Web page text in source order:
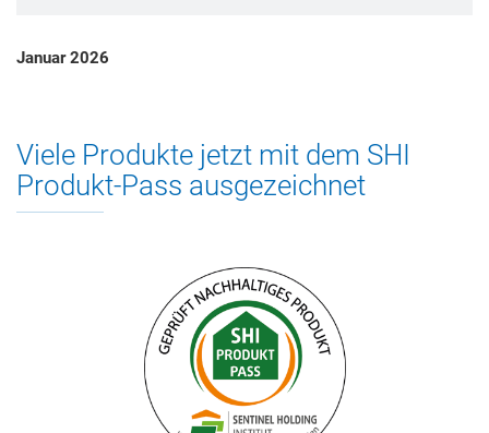
Januar 2026
Viele Produkte jetzt mit dem SHI
Produkt-Pass ausgezeichnet